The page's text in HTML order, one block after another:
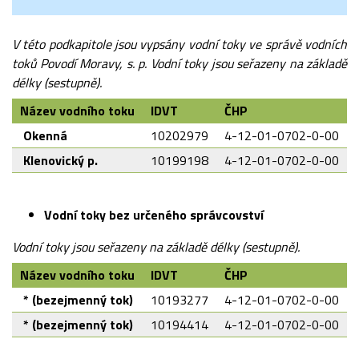
V této podkapitole jsou vypsány vodní toky ve správě vodních
toků Povodí Moravy, s. p. Vodní toky jsou seřazeny na základě
délky (sestupně).
Název vodního toku
IDVT
ČHP
Okenná
10202979
4-12-01-0702-0-00
Klenovický p.
10199198 4-12-01-0702-0-00
Vodní toky bez určeného správcovství
Vodní toky jsou seřazeny na základě délky (sestupně).
Název vodního toku
IDVT
ČHP
* (bezejmenný tok)
10193277
4-12-01-0702-0-00
* (bezejmenný tok)
10194414 4-12-01-0702-0-00